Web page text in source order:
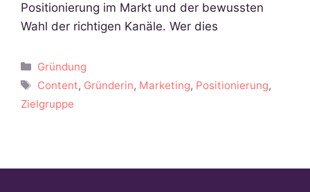
Positionierung im Markt und der bewussten
Wahl der richtigen Kanäle. Wer dies
Kategorien
Gründung
Schlagwörter
Content, Gründerin, Marketing, Positionierung,
Zielgruppe